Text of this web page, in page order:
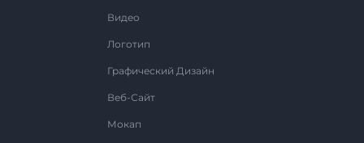
Видео
Логотип
Графический Дизайн
Веб-Сайт
Мокап